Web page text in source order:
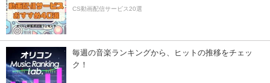
CS動画配信サービス20選
毎週の音楽ランキングから、ヒットの推移をチェッ
ク！